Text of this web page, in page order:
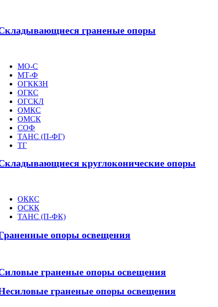
граненые опоры
МО-С
МТ-Ф
ОГККЗН
ОГКС
ОГСКЛ
ОМКС
ОМСК
СОФ
ТАНС (П-ФГ)
ТГ
круглоконические опоры
ОККС
ОСКК
ТАНС (П-ФК)
опоры освещения
граненые опоры освещения
граненые опоры освещения